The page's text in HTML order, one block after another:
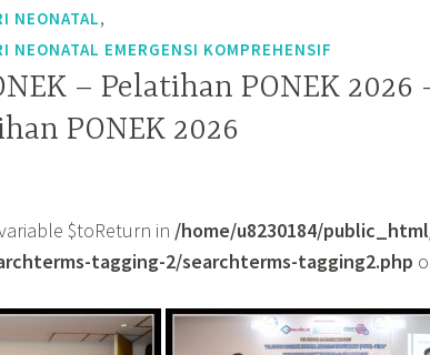
NEONATAL,
NEONATAL EMERGENSI KOMPREHENSIF
– Pelatihan PONEK 2026
PONEK 2026
$toReturn in /home/u8230184/
tagging-2/searchterms-tagging2.php